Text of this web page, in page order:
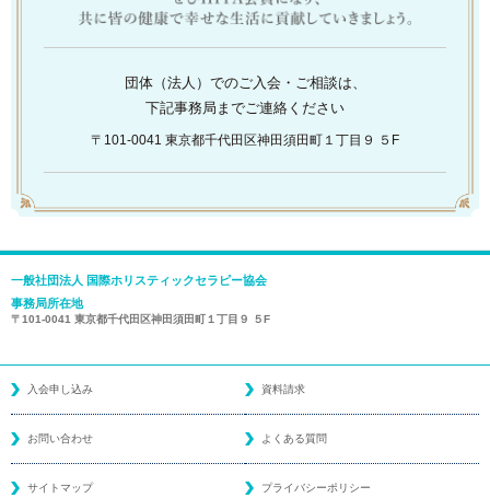
団体（法人）でのご入会・ご相談は、
下記事務局までご連絡ください
〒101-0041 東京都千代田区神田須田町１丁目９ ５F
一般社団法人 国際ホリスティックセラピー協会
事務局所在地
〒101-0041 東京都千代田区神田須田町１丁目９ ５F
入会申し込み 資料請求
お問い合わせ よくある質問
サイトマップ プライバシーポリシー